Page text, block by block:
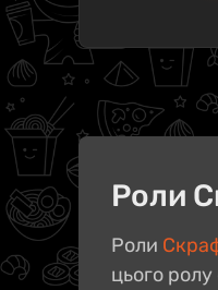
Роли
Роли
цього